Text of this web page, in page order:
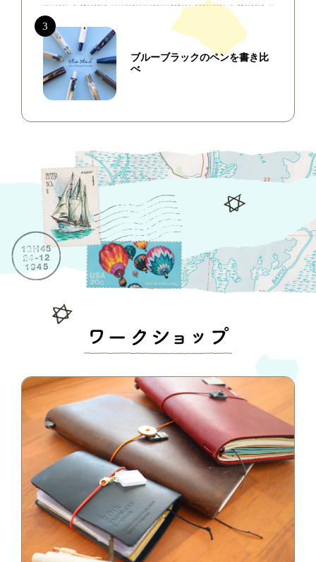
ブルーブラックのペンを書き比
べ